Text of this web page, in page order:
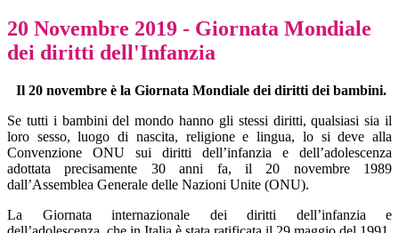
20 Novembre 2019 - Giornata Mondiale
dei diritti dell'Infanzia
Il 20 novembre è la Giornata Mondiale dei diritti dei bambini.
Se tutti i bambini del mondo hanno gli stessi diritti, qualsiasi sia il
loro sesso, luogo di nascita, religione e lingua, lo si deve alla
Convenzione ONU sui diritti dell’infanzia e dell’adolescenza
adottata precisamente 30 anni fa, il 20 novembre 1989
dall’Assemblea Generale delle Nazioni Unite (ONU).
La Giornata internazionale dei diritti dell’infanzia e